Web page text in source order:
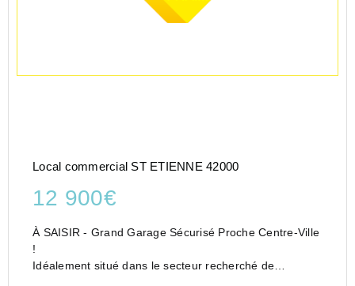
Local commercial ST ETIENNE 42000
12 900€
À SAISIR - Grand Garage Sécurisé Proche Centre-Ville
!
Idéalement situé dans le secteur recherché de